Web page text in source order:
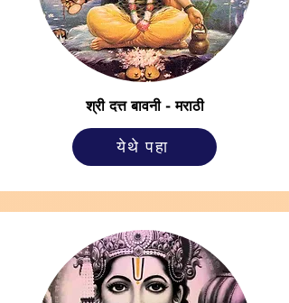
श्री दत्त बावनी - मराठी
येथे पहा